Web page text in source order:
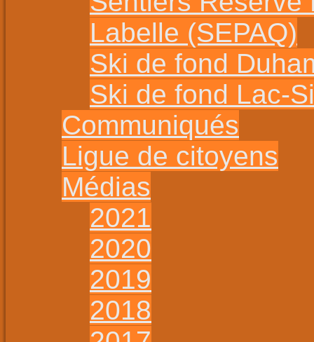
Labelle (SEPAQ)
Ski de fond
Ski de fond Lac-
Communiqués
Ligue de citoyens
Médias
2021
2020
2019
2018